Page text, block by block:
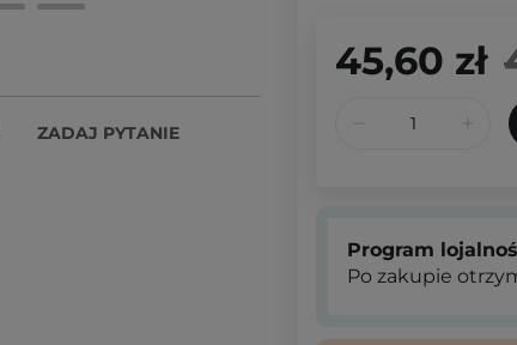
ZADAJ PYTANIE
45,60 zł
Program
Po zakupie